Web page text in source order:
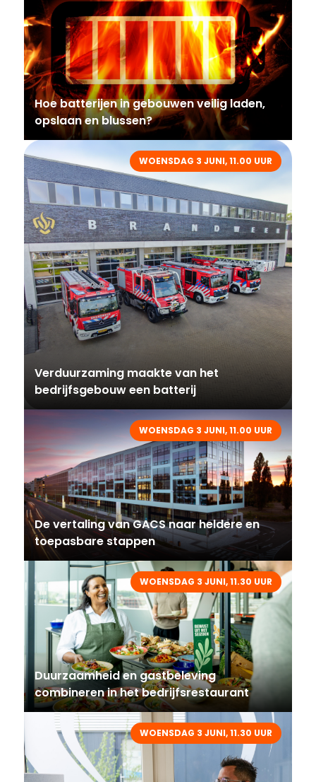
Hoe batterijen in gebouwen veilig laden,
opslaan en blussen?
WOENSDAG 3 JUNI, 11.00 UUR
Verduurzaming maakte van het
bedrijfsgebouw een batterij
WOENSDAG 3 JUNI, 11.00 UUR
De vertaling van GACS naar heldere en
toepasbare stappen
WOENSDAG 3 JUNI, 11.30 UUR
Duurzaamheid en gastbeleving
combineren in het bedrijfsrestaurant
WOENSDAG 3 JUNI, 11.30 UUR